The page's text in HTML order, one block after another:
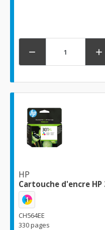
 
HP
Cartouche d'encre HP
1
CH564EE
330 pages